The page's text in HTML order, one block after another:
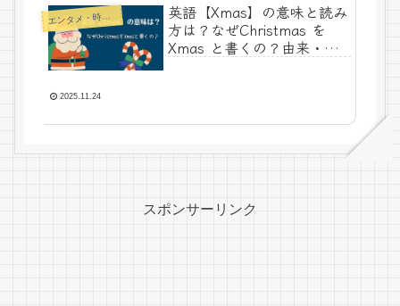
エ
ンタメ・時事ネタ
英語【Xmas】の意味と読み
方は？なぜChristmas を
Xmas と書くの？由来・発
2025.11.24
スポンサーリンク